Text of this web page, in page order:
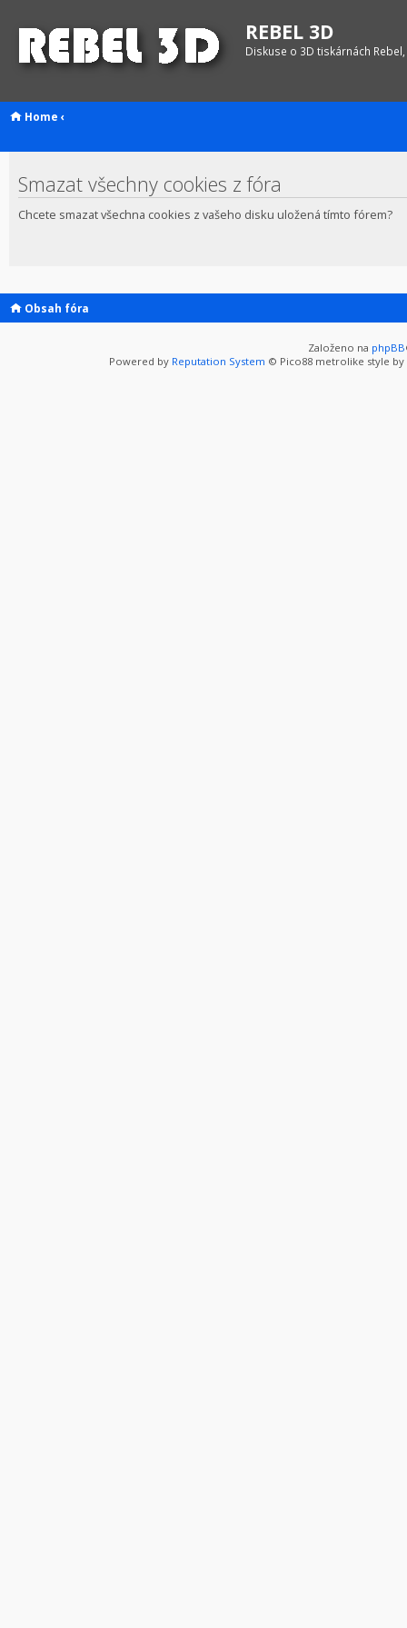
REBEL 3D
Diskuse o 3D tiskárnách
Home ‹
Smazat všechny cookies z fóra
Chcete smazat všechna cookies z vašeho disku uložená tímto fórem?
Obsah fóra
Založeno na phpBB
Powered by Reputation System © Pico88 metrolike style by